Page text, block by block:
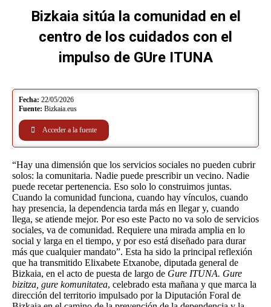
Bizkaia sitúa la comunidad en el
centro de los cuidados con el
impulso de GUre ITUNA
Fecha: 22/05/2026
Fuente: Bizkaia.eus
Acceder a la fuente
“Hay una dimensión que los servicios sociales no pueden cubrir
solos: la comunitaria. Nadie puede prescribir un vecino. Nadie
puede recetar pertenencia. Eso solo lo construimos juntas.
Cuando la comunidad funciona, cuando hay vínculos, cuando
hay presencia, la dependencia tarda más en llegar y, cuando
llega, se atiende mejor. Por eso este Pacto no va solo de servicios
sociales, va de comunidad. Requiere una mirada amplia en lo
social y larga en el tiempo, y por eso está diseñado para durar
más que cualquier mandato”. Esta ha sido la principal reflexión
que ha transmitido Elixabete Etxanobe, diputada general de
Bizkaia, en el acto de puesta de largo de Gure ITUNA. Gure
bizitza, gure komunitatea, celebrado esta mañana y que marca la
dirección del territorio impulsado por la Diputación Foral de